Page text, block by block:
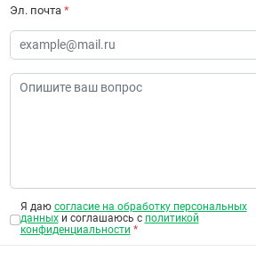
Эл. почта *
Я даю согласие на обработку персональных
данныхи соглашаюсь с политикой
конфиденциальности *